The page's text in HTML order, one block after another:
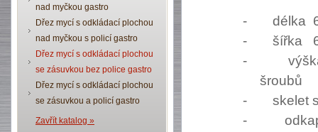
nad myčkou gastro
Dřez mycí s odkládací plochou
nad myčkou s policí gastro
Dřez mycí s odkládací plochou
se zásuvkou bez police gastro
Dřez mycí s odkládací plochou
se zásuvkou a policí gastro
Zavřít katalog »
-
délka
-
šířka
-
šroubů
-
skelet
-